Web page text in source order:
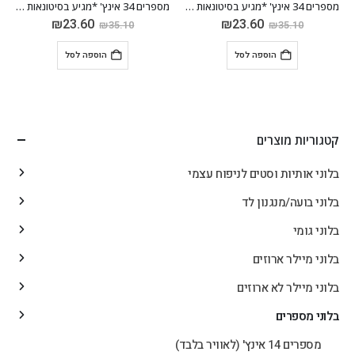
מספרים 34 אינץ' *מגיע בסיטונאות חבילה של 5 יח'*
₪35.10
₪23.60
הוספה לסל
מספרים 34 אינץ' *מגיע בסיטונאות חבילה של 5 יח'*
₪35.10
₪23.60
הוספה לסל
קטגוריות מוצרים
בלוני אותיות וסטים לניפוח עצמי
בלוני בועה/מנגנון לד
בלוני גומי
בלוני מיילר ארוזים
בלוני מיילר לא ארוזים
בלוני מספרים
מספרים 14 אינץ' (לאוויר בלבד)